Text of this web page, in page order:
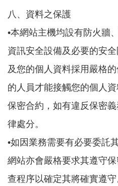
八、資料之保護
•本網站主機均設有防火牆
資訊安全設備及必要的安
及您的個人資料採用嚴格
的人員才能接觸您的個人
保密合約，如有違反保密
律處分。
•如因業務需要有必要委託
網站亦會嚴格要求其遵守
查程序以確定其將確實遵守